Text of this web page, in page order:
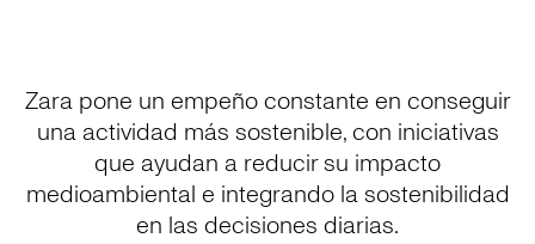
Zara pone un empeño constante en conseguir
una actividad más sostenible, con iniciativas
que ayudan a reducir su impacto
medioambiental e integrando la sostenibilidad
en las decisiones diarias.